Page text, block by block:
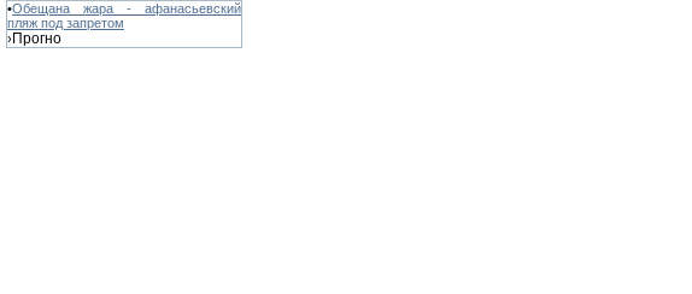
•Обещана жара - афанасьевский
пляж под запретом
›Прогно